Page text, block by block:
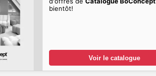
bientôt!
Voir le catalogue